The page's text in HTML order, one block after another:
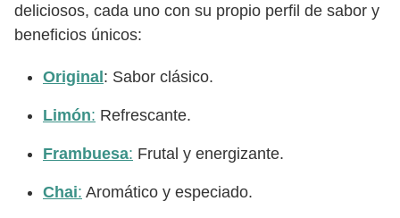
deliciosos, cada uno con su propio perfil de sabor y
beneficios únicos:
Original: Sabor clásico.
Limón: Refrescante.
Frambuesa: Frutal y energizante.
Chai: Aromático y especiado.